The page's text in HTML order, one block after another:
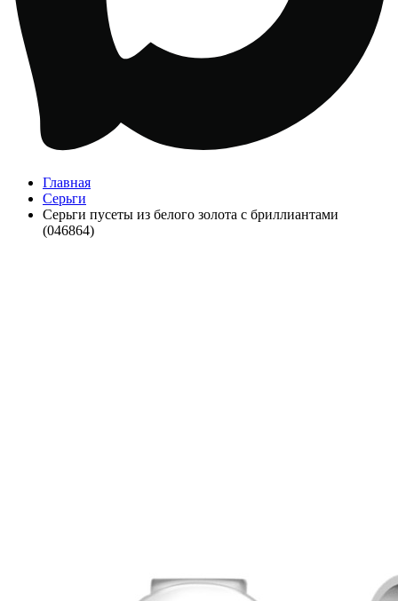
Главная
Серьги
Серьги пусеты из белого золота с бриллиантами
(046864)